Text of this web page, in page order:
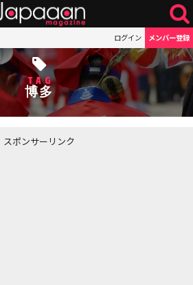
ログイン メンバー登録
TAG
博多
スポンサーリンク